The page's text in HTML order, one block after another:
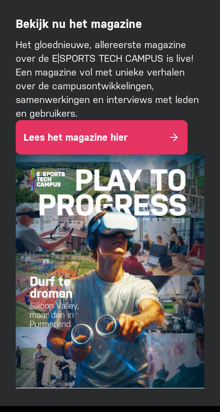
Bekijk nu het magazine
Het gloednieuwe, allereerste magazine
over de E|SPORTS TECH CAMPUS is live!
Een magazine vol met unieke verhalen
over de campusontwikkelingen,
samenwerkingen en interviews met leden
en gebruikers.
Lees het magazine hier